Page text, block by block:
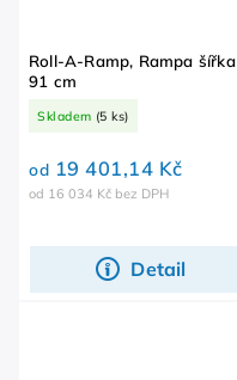
Roll-A-Ramp, Rampa šířka
91 cm
Skladem (5 ks)
od 16 034 Kč bez DPH
od 19 401,14 Kč
Detail